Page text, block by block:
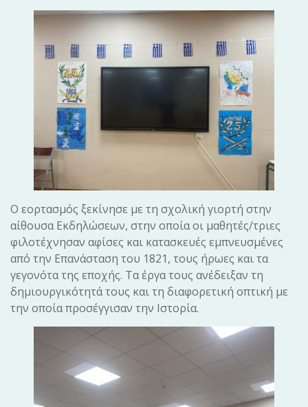
Ο εορτασμός ξεκίνησε με τη σχολική γιορτή στην
αίθουσα Εκδηλώσεων, στην οποία οι μαθητές/τριες
φιλοτέχνησαν αφίσες και κατασκευές εμπνευσμένες
από την Επανάσταση του 1821, τους ήρωες και τα
γεγονότα της εποχής. Τα έργα τους ανέδειξαν τη
δημιουργικότητά τους και τη διαφορετική οπτική με
την οποία προσέγγισαν την Ιστορία.